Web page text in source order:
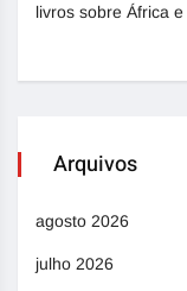
livros sobre África
Arquivos
agosto 2026
julho 2026